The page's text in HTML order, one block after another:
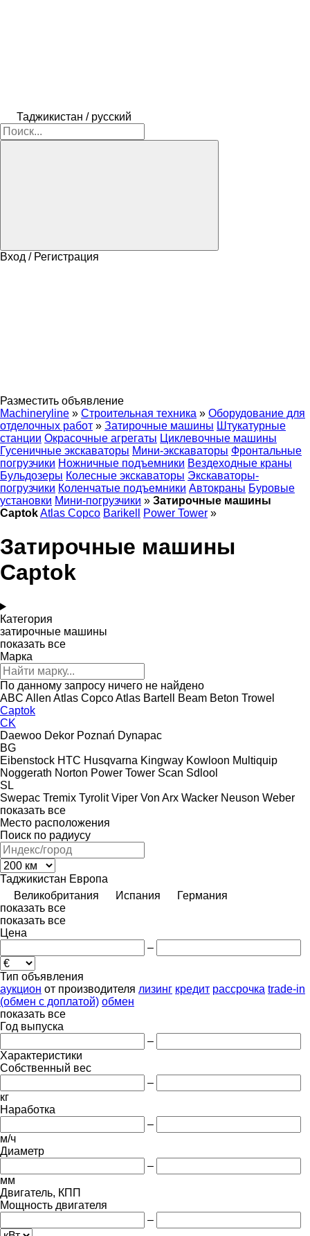
Таджикистан / русский
Вход / Регистрация
Разместить объявление
Machineryline » Строительная техника » Оборудование для
отделочных работ » Затирочные машины Штукатурные
станции Окрасочные агрегаты Циклевочные машины
Гусеничные экскаваторы Мини-экскаваторы Фронтальные
погрузчики Ножничные подъемники Вездеходные краны
Бульдозеры Колесные экскаваторы Экскаваторы-
погрузчики Коленчатые подъемники Автокраны Буровые
установки Мини-погрузчики » Затирочные машины
CaptokAtlas Copco Barikell Power Tower »
Затирочные машины
Captok
Категория
затирочные машины
показать все
Марка
По данному запросу ничего не найдено
ABC Allen Atlas CopcoAtlas Bartell Beam Beton Trowel
Captok
CK
Daewoo Dekor Poznań Dynapac
BG
Eibenstock HTC Husqvarna Kingway Kowloon Multiquip
Noggerath Norton Power Tower Scan Sdlool
SL
Swepac Tremix Tyrolit Viper Von Arx Wacker Neuson Weber
показать все
Место расположения
Поиск по радиусу
Таджикистан Европа
Великобритания
Испания
Германия
показать все
показать все
Цена
–
Тип объявления
аукцион от производителя лизинг кредит рассрочка trade-in
(обмен с доплатой) обмен
показать все
Год выпуска
–
Характеристики
Собственный вес
–
кг
Наработка
–
м/ч
Диаметр
–
мм
Двигатель, КПП
Мощность двигателя
–